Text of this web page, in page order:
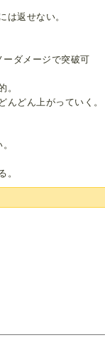
は返せない。
ダメージで突破可
。
どん上がっていく。
。